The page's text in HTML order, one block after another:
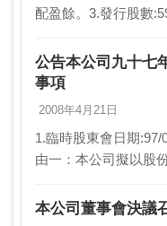
配盈餘。3.發行股數
員…
公告本公司九十七
事項
2008年4月21日
1.臨時股東會日期
由一：本公司擬以股
本公司董事會決議